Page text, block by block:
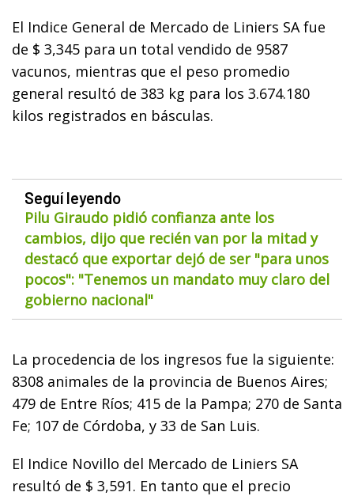
El Indice General de Mercado de Liniers SA fue
de $ 3,345 para un total vendido de 9587
vacunos, mientras que el peso promedio
general resultó de 383 kg para los 3.674.180
kilos registrados en básculas.
Seguí leyendo
Pilu Giraudo pidió confianza ante los
cambios, dijo que recién van por la mitad y
destacó que exportar dejó de ser "para unos
pocos": "Tenemos un mandato muy claro del
gobierno nacional"
La procedencia de los ingresos fue la siguiente:
8308 animales de la provincia de Buenos Aires;
479 de Entre Ríos; 415 de la Pampa; 270 de Santa
Fe; 107 de Córdoba, y 33 de San Luis.
El Indice Novillo del Mercado de Liniers SA
resultó de $ 3,591. En tanto que el precio